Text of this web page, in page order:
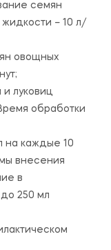
семян
жидкости – 10 л/
овощных
луковиц
обработки
на каждые 10
внесения
в
250 мл